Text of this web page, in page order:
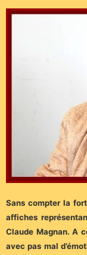
Sans compter la
affiches
Claude Magnan. A
avec pas mal